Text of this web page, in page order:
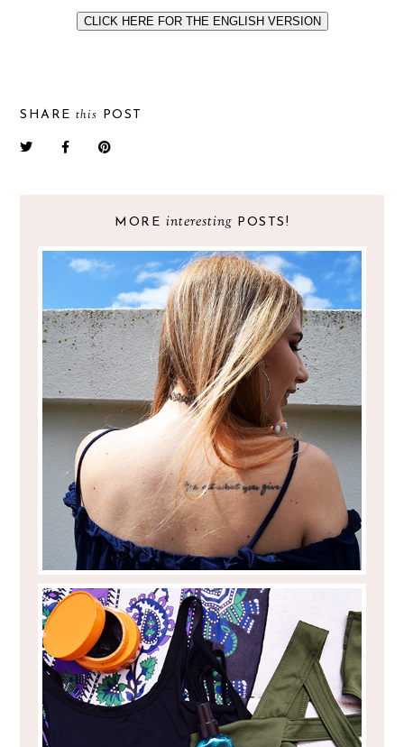
CLICK HERE FOR THE ENGLISH VERSION
SHAREthis POST
MORE interesting POSTS!
YOU GET WHAT YOU GIVE